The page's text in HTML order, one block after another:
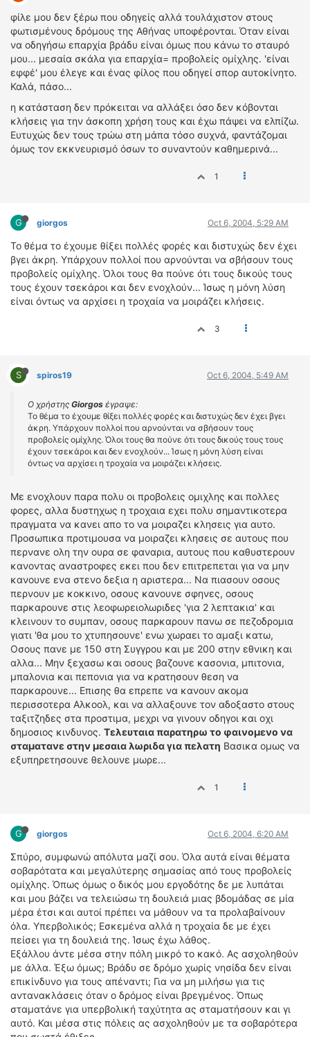
φίλε μου δεν ξέρω που οδηγείς αλλά τουλάχιστον στους
φωτισμένους δρόμους της Αθήνας υποφέρονται. Όταν είναι
να οδηγήσω επαρχία βράδυ είναι όμως που κάνω το σταυρό
μου... μεσαία σκάλα για επαρχία= προβολείς ομίχλης. 'είναι
εφφέ' μου έλεγε και ένας φίλος που οδηγεί σπορ αυτοκίνητο.
Καλά, πάσο...
η κατάσταση δεν πρόκειται να αλλάξει όσο δεν κόβονται
κλήσεις για την άσκοπη χρήση τους και έχω πάψει να ελπίζω.
Ευτυχώς δεν τους τρώω στη μάπα τόσο συχνά, φαντάζομαι
όμως τον εκκνευρισμό όσων το συναντούν καθημερινά...
1
G giorgos Oct 6, 2004, 5:29 AM
Το θέμα το έχουμε θίξει πολλές φορές και διστυχώς δεν έχει
βγει άκρη. Υπάρχουν πολλοί που αρνούνται να σβήσουν τους
προβολείς ομίχλης. Όλοι τους θα πούνε ότι τους δικούς τους
τους έχουν τσεκάροι και δεν ενοχλούν... Ίσως η μόνη λύση
είναι όντως να αρχίσει η τροχαία να μοιράζει κλήσεις.
3
S spiros19 Oct 6, 2004, 5:49 AM
Ο χρήστης Giorgos έγραψε:
Το θέμα το έχουμε θίξει πολλές φορές και διστυχώς δεν έχει βγει
άκρη. Υπάρχουν πολλοί που αρνούνται να σβήσουν τους
προβολείς ομίχλης. Όλοι τους θα πούνε ότι τους δικούς τους τους
έχουν τσεκάροι και δεν ενοχλούν... Ίσως η μόνη λύση είναι
όντως να αρχίσει η τροχαία να μοιράζει κλήσεις.
Mε ενοχλουν παρα πολυ οι προβολεις ομιχλης και πολλες
φορες, αλλα δυστηχως η τροχαια εχει πολυ σημαντικοτερα
πραγματα να κανει απο το να μοιραζει κλησεις για αυτο.
Προσωπικα προτιμουσα να μοιραζει κλησεις σε αυτους που
περνανε ολη την ουρα σε φαναρια, αυτους που καθυστερουν
κανοντας αναστροφες εκει που δεν επιτρεπεται για να μην
κανουνε ενα στενο δεξια η αριστερα... Να πιασουν οσους
περνουν με κοκκινο, οσους κανουνε σφηνες, οσους
παρκαρουνε στις λεοφωρειολωριδες 'για 2 λεπτακια' και
κλεινουν το συμπαν, οσους παρκαρουν πανω σε πεζοδρομια
γιατι 'θα μου το χτυπησουνε' ενω χωραει το αμαξι κατω,
Οσους πανε με 150 στη Συγγρου και με 200 στην εθνικη και
αλλα... Μην ξεχασω και οσους βαζουνε κασονια, μπιτονια,
μπαλονια και πεπονια για να κρατησουν θεση να
παρκαρουνε... Επισης θα επρεπε να κανουν ακομα
περισσοτερα Αλκοολ, και να αλλαξουνε τον αδοξαστο στους
ταξιτζηδες στα προστιμα, μεχρι να γινουν οδηγοι και οχι
δημοσιος κινδυνος. Τελευταια παρατηρω το φαινομενο να
σταματανε στην μεσαια λωριδα για πελατη Βασικα ομως να
εξυπηρετησουνε θελουνε μωρε...
1
G giorgos Oct 6, 2004, 6:20 AM
Σπύρο, συμφωνώ απόλυτα μαζί σου. Όλα αυτά είναι θέματα
σοβαρότατα και μεγαλύτερης σημασίας από τους προβολείς
ομίχλης. Όπως όμως ο δικός μου εργοδότης δε με λυπάται
και μου βάζει να τελειώσω τη δουλειά μιας βδομάδας σε μία
μέρα έτσι και αυτοί πρέπει να μάθουν να τα προλαβαίνουν
όλα. Υπερβολικός; Εσκεμένα αλλά η τροχαία δε με έχει
πείσει για τη δουλειά της. Ίσως έχω λάθος.
Εξάλλου άντε μέσα στην πόλη μικρό το κακό. Ας ασχοληθούν
με άλλα. Έξω όμως; Βράδυ σε δρόμο χωρίς νησίδα δεν είναι
επικίνδυνο για τους απέναντι; Για να μη μιλήσω για τις
αντανακλάσεις όταν ο δρόμος είναι βρεγμένος. Όπως
σταματάνε για υπερβολική ταχύτητα ας σταματήσουν και γι
αυτό. Και μέσα στις πόλεις ας ασχοληθούν με τα σοβαρότερα